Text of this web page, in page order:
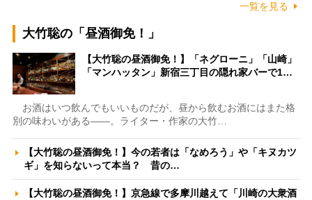
一覧を見る
大竹聡の「昼酒御免！」
【大竹聡の昼酒御免！】「ネグローニ」「山崎」
「マンハッタン」新宿三丁目の隠れ家バーで1…
お酒はいつ飲んでもいいものだが、昼から飲むお酒にはまた格
別の味わいがある――。ライター・作家の大竹…
【大竹聡の昼酒御免！】今の若者は「なめろう」や「キヌカツ
ギ」を知らないって本当？ 昔の…
【大竹聡の昼酒御免！】京急線で多摩川越えて「川崎の大衆酒